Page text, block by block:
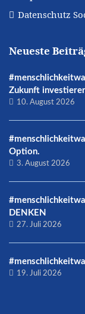
Datenschutz
Neueste
Zukunft
10. August 2026
Option.
3. August 2026
DENKEN
27. Juli 2026
19. Juli 2026